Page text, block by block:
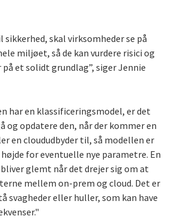
skal virksomheder se på
miljøet, så de kan vurdere risici og
et solidt grundlag”, siger Jennie
har en klassificeringsmodel, er det
og opdatere den, når der kommer en
en cloududbyder til, så modellen er
for eventuelle nye parametre. En
glemt når det drejer sig om at
mellem on-prem og cloud. Det er
svagheder eller huller, som kan have